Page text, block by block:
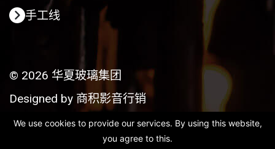
手工线
© 2026 华夏玻璃集团
Designed by 商积影音行销
We use cookies to provide our services. By using this website,
you agree to this.